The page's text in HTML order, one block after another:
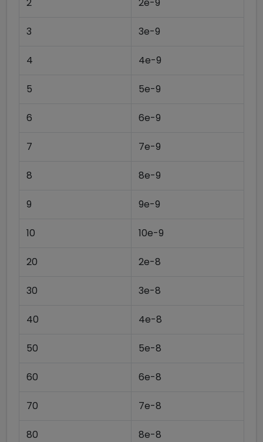
3 3e-9
4 4e-9
5 5e-9
6 6e-9
7 7e-9
8 8e-9
9 9e-9
10 10e-9
20 2e-8
30 3e-8
40 4e-8
50 5e-8
60 6e-8
70 7e-8
80 8e-8